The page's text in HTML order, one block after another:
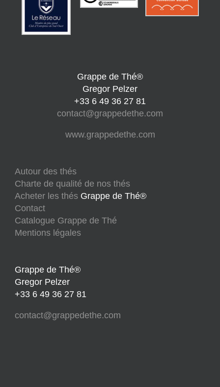
Grappe de Thé®
Gregor Pelzer
+33 6 49 36 27 81
contact@grappedethe.com
www.grappedethe.com
Autour des thés
Charte de qualité de nos thés
Acheter les thés Grappe de Thé®
Contact
Catalogue Grappe de Thé
Mentions légales
Grappe de Thé®
Gregor Pelzer
+33 6 49 36 27 81
contact@grappedethe.com